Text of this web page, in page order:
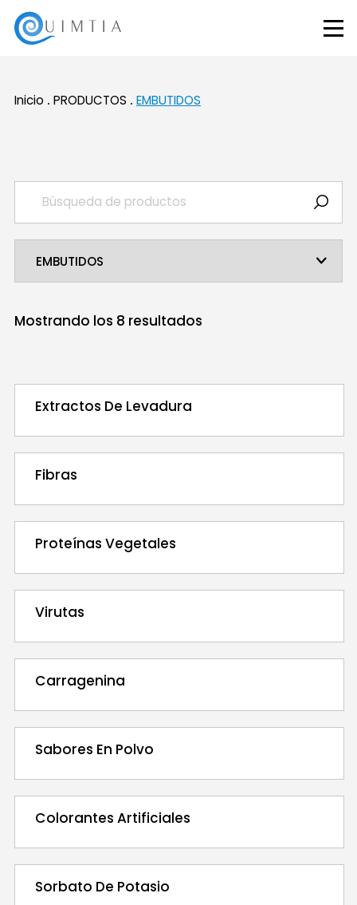
Inicio PRODUCTOS EMBUTIDOS
Mostrando los 8 resultados
Extractos De Levadura
Fibras
Proteínas Vegetales
Virutas
Carragenina
Sabores En Polvo
Colorantes Artificiales
Sorbato De Potasio